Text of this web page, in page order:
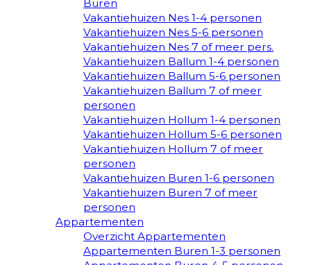
Buren
Vakantiehuizen Nes 1-4 personen
Vakantiehuizen Nes 5-6 personen
Vakantiehuizen Nes 7 of meer pers.
Vakantiehuizen Ballum 1-4 personen
Vakantiehuizen Ballum 5-6 personen
Vakantiehuizen Ballum 7 of meer
personen
Vakantiehuizen Hollum 1-4 personen
Vakantiehuizen Hollum 5-6 personen
Vakantiehuizen Hollum 7 of meer
personen
Vakantiehuizen Buren 1-6 personen
Vakantiehuizen Buren 7 of meer
personen
Appartementen
Overzicht Appartementen
Appartementen Buren 1-3 personen